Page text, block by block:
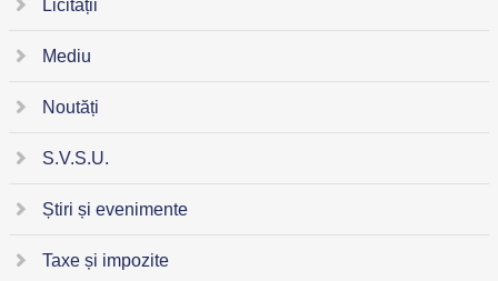
Licitații
Mediu
Noutăți
S.V.S.U.
Știri și evenimente
Taxe și impozite